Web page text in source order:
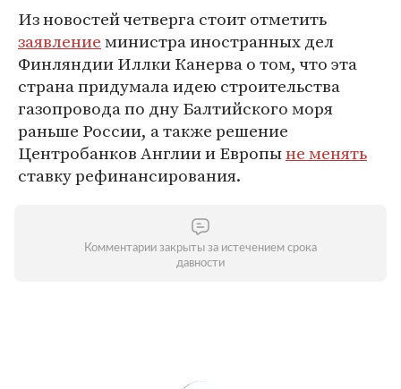
Из новостей четверга стоит отметить
заявлениеминистра иностранных дел
Финляндии Иллки Канерва о том, что эта
страна придумала идею строительства
газопровода по дну Балтийского моря
раньше России, а также решение
Центробанков Англии и Европыне менять
ставку рефинансирования.
Комментарии закрыты за истечением срока
давности